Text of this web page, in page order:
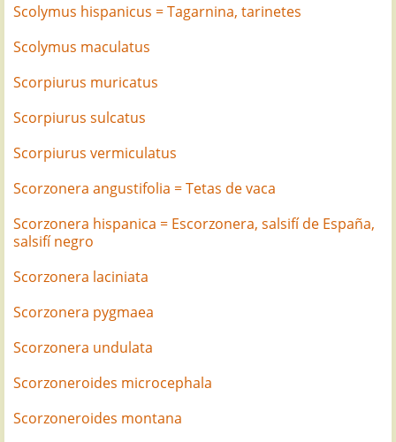
Scolymus hispanicus = Tagarnina, tarinetes
Scolymus maculatus
Scorpiurus muricatus
Scorpiurus sulcatus
Scorpiurus vermiculatus
Scorzonera angustifolia = Tetas de vaca
Scorzonera hispanica = Escorzonera, salsifí de España,
salsifí negro
Scorzonera laciniata
Scorzonera pygmaea
Scorzonera undulata
Scorzoneroides microcephala
Scorzoneroides montana